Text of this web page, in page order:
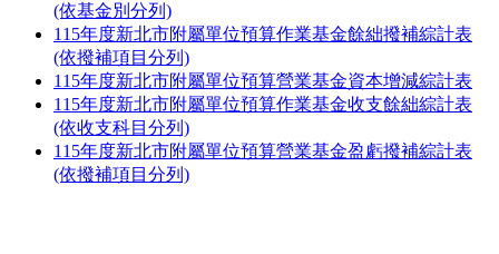
(依基金別分列)
115年度新北市附屬單位預算作業基金餘絀撥補綜計表
(依撥補項目分列)
115年度新北市附屬單位預算營業基金資本增減綜計表
115年度新北市附屬單位預算作業基金收支餘絀綜計表
(依收支科目分列)
115年度新北市附屬單位預算營業基金盈虧撥補綜計表
(依撥補項目分列)